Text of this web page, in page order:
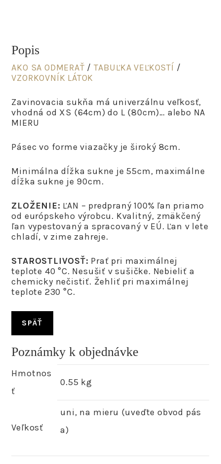
Popis
AKO SA ODMERAŤ / TABUĽKA VEĽKOSTÍ /
VZORKOVNÍK LÁTOK
Zavinovacia sukňa má univerzálnu veľkosť,
vhodná od XS (64cm) do L (80cm)… alebo NA
MIERU
Pásec vo forme viazačky je široký 8cm.
Minimálna dĺžka sukne je 55cm, maximálne
dĺžka sukne je 90cm.
ZLOŽENIE: ĽAN – predpraný 100% ľan priamo
od európskeho výrobcu. Kvalitný, zmäkčený
ľan vypestovaný a spracovaný v EÚ. Ľan v lete
chladí, v zime zahreje.
STAROSTLIVOSŤ: Prať pri maximálnej
teplote 40 °C. Nesušiť v sušičke. Nebieliť a
chemicky nečistiť. Žehliť pri maximálnej
teplote 230 °C.
SPÄŤ
Poznámky k objednávke
Hmotnos
ť
0.55 kg
Veľkosť
uni, na mieru (uveďte obvod pás
a)